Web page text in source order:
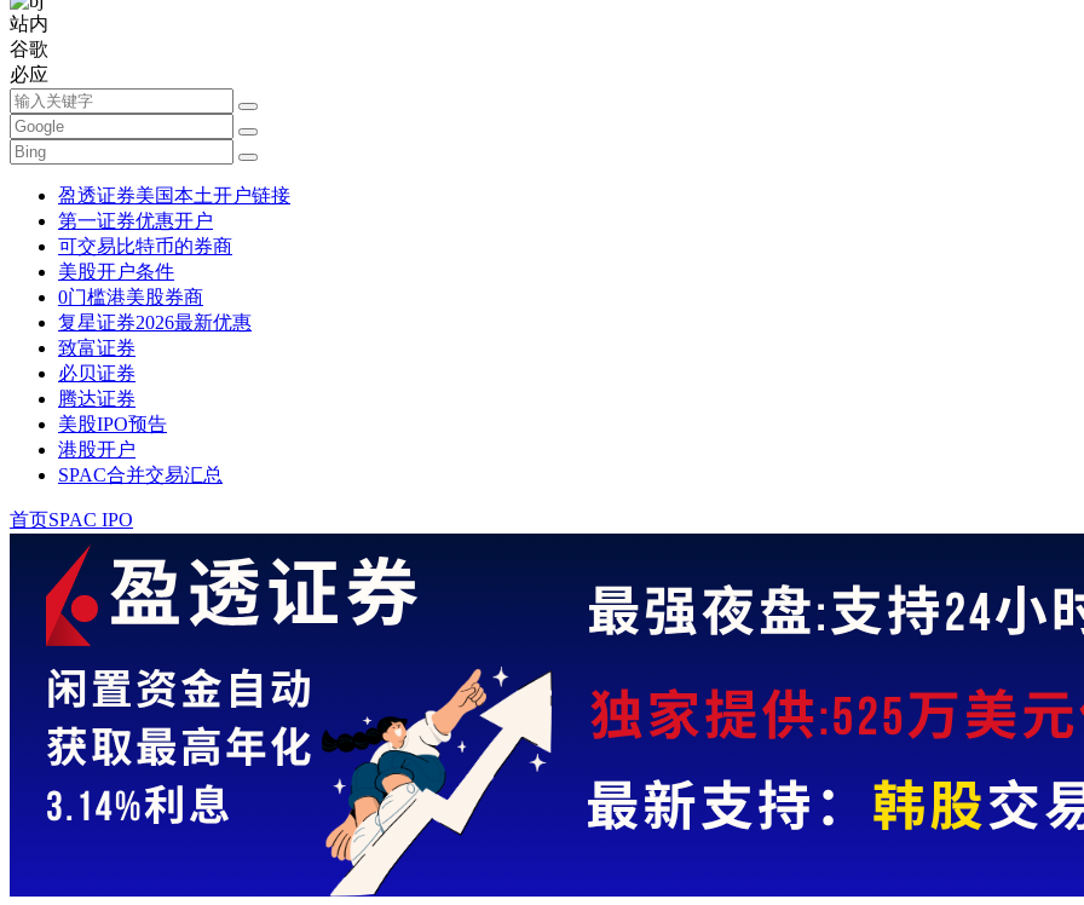
站内
谷歌
必应
盈透证券美国本土开户链接
第一证券优惠开户
可交易比特币的券商
美股开户条件
0门槛港美股券商
复星证券2026最新优惠
致富证券
必贝证券
腾达证券
美股IPO预告
港股开户
SPAC合并交易汇总
首页SPAC IPO